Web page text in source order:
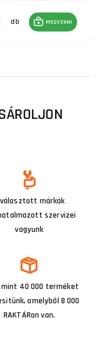
db MEGVENNI
márkák
szervizei
vagyunk
mint 40 000 terméket
amelyből 8 000
RAKTÁRon van.